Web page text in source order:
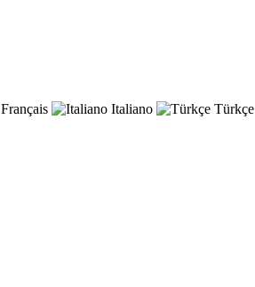
Français Italiano Türkçe